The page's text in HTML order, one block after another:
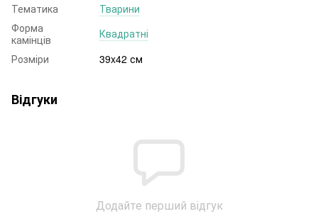
Тематика
Тварини
Форма
камінців
Квадратні
Розміри
39x42 см
Відгуки
Додайте перший відгук